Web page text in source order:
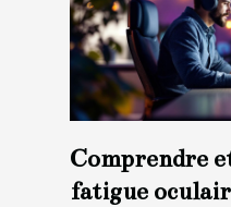
Comprendre
fatigue